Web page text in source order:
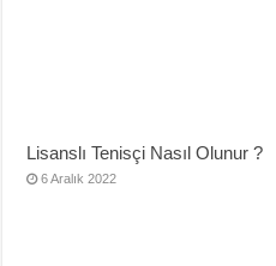
Lisanslı Tenisçi Nasıl Olunur ?
6 Aralık 2022